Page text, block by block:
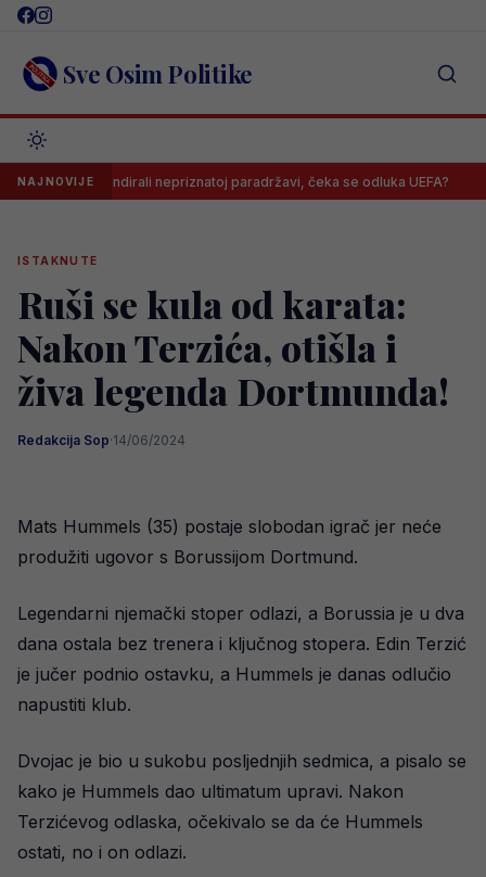
Skip
content Sve Osim Politike
NAJNOVIJE
skandirali nepriznatoj paradržavi, čeka se odluka UEFA?
ISTAKNUTE
Ruši se kula od karata:
Nakon Terzića, otišla i
živa legenda Dortmunda!
Redakcija Sop·14/06/2024
Mats Hummels (35) postaje slobodan igrač jer neće
produžiti ugovor s Borussijom Dortmund.
Legendarni njemački stoper odlazi, a Borussia je u dva
dana ostala bez trenera i ključnog stopera. Edin Terzić
je jučer podnio ostavku, a Hummels je danas odlučio
napustiti klub.
Dvojac je bio u sukobu posljednjih sedmica, a pisalo se
kako je Hummels dao ultimatum upravi. Nakon
Terzićevog odlaska, očekivalo se da će Hummels
ostati, no i on odlazi.